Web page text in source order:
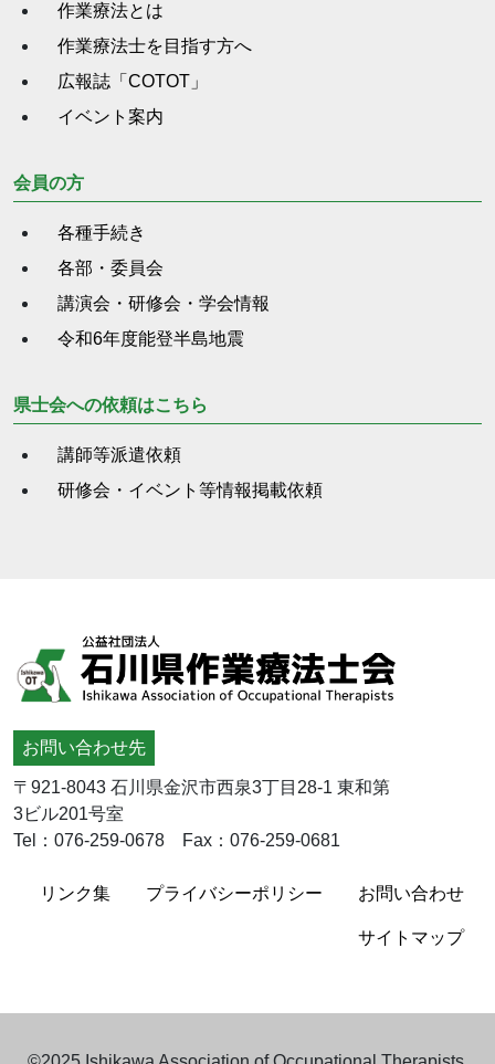
作業療法とは
作業療法士を目指す方へ
広報誌「COTOT」
イベント案内
会員の方
各種手続き
各部・委員会
講演会・研修会・学会情報
令和6年度能登半島地震
県士会への依頼はこちら
講師等派遣依頼
研修会・イベント等情報掲載依頼
お問い合わせ先
〒921-8043 石川県金沢市西泉3丁目28-1 東和第
3ビル201号室
Tel：076-259-0678 Fax：076-259-0681
リンク集 プライバシーポリシー お問い合わせ
サイトマップ